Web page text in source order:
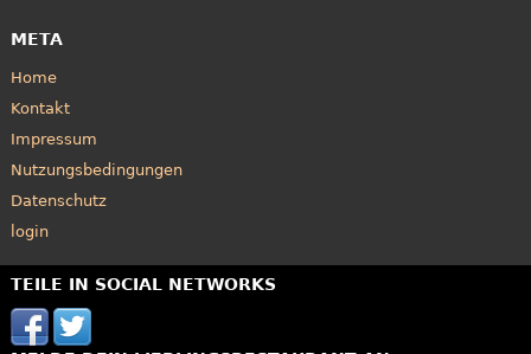
META
Home
Kontakt
Impressum
Nutzungsbedingungen
Datenschutz
login
TEILE IN SOCIAL NETWORKS